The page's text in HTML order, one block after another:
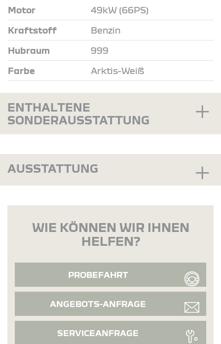
Motor 49kW (66PS)
Kraftstoff Benzin
Hubraum 999
Farbe Arktis-Weiß
ENTHALTENE
SONDERAUSSTATTUNG
AUSSTATTUNG
WIE KÖNNEN WIR IHNEN
HELFEN?
PROBEFAHRT
ANGEBOTS-ANFRAGE
SERVICEANFRAGE